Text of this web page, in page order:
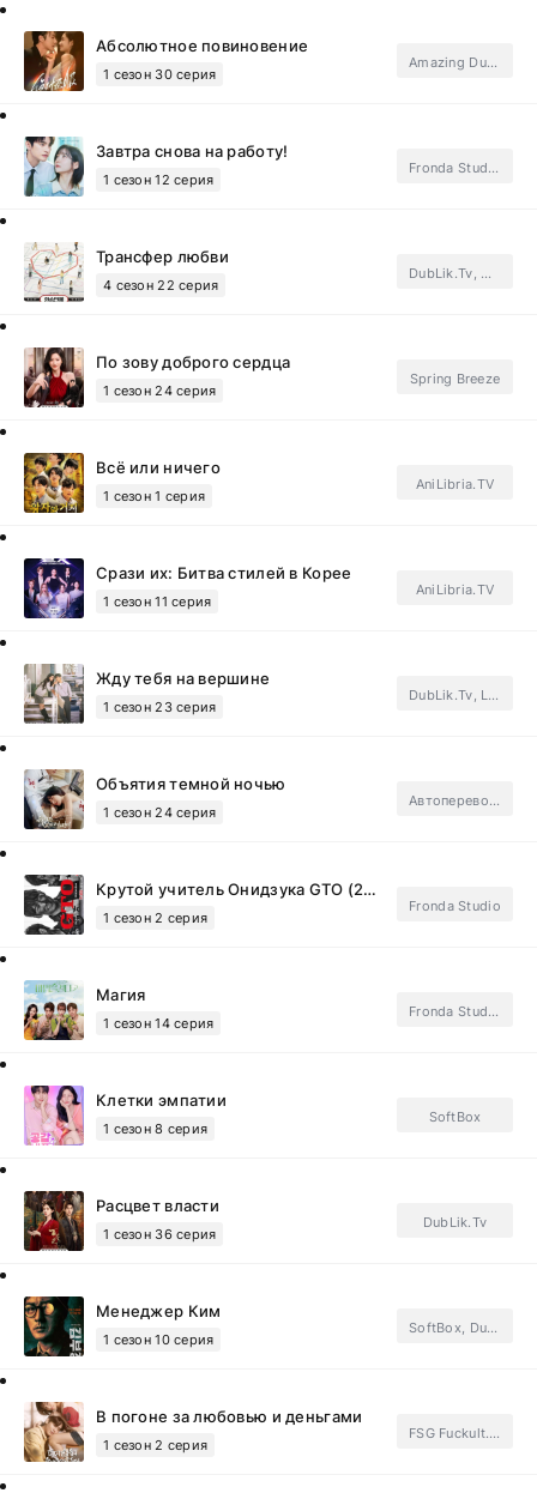
Абсолютное повиновение
1 сезон 30 серия
Amazing Dubbing
Завтра снова на работу!
1 сезон 12 серия
Fronda Studio, SoftBox, ФСГ Мания.Subtitles
Трансфер любви
4 сезон 22 серия
DubLik.Tv, ФСГ Дорамотерапия.Subtitles
По зову доброго сердца
1 сезон 24 серия
Spring Breeze
Всё или ничего
1 сезон 1 серия
AniLibria.TV
Срази их: Битва стилей в Корее
1 сезон 11 серия
AniLibria.TV
Жду тебя на вершине
1 сезон 23 серия
DubLik.Tv, Light Breeze, FSG SecretStory.Subtitles
Объятия темной ночью
1 сезон 24 серия
Автоперевод.Subtitles
Крутой учитель Онидзука GTO (2026)
1 сезон 2 серия
Fronda Studio
Магия
1 сезон 14 серия
Fronda Studio, Субтитры, ФСГ Мания.Subtitles
Клетки эмпатии
1 сезон 8 серия
SoftBox
Расцвет власти
1 сезон 36 серия
DubLik.Tv
Менеджер Ким
1 сезон 10 серия
SoftBox, DubLik.Tv
В погоне за любовью и деньгами
1 сезон 2 серия
FSG Fuckult.Subtitles